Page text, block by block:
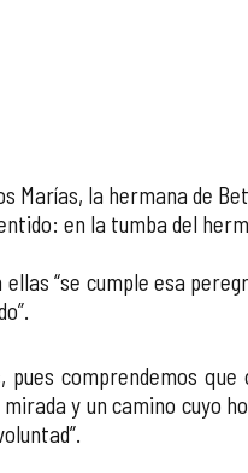
la hermana de
en la tumba del
“se cumple esa
comprendemos
y un camino cuyo